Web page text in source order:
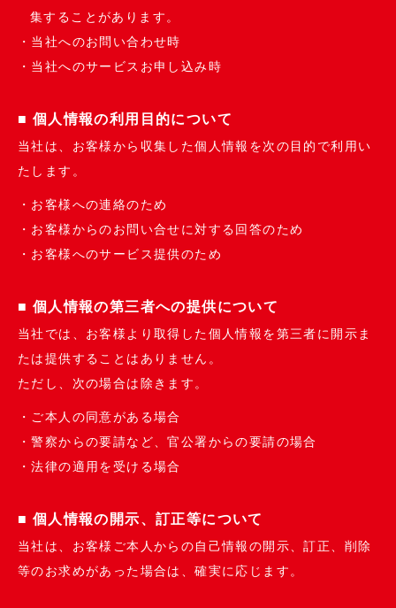
集することがあります。
当社へのお問い合わせ時
当社へのサービスお申し込み時
■ 個人情報の利用目的について
当社は、お客様から収集した個人情報を次の目的で利用い
たします。
お客様への連絡のため
お客様からのお問い合せに対する回答のため
お客様へのサービス提供のため
■ 個人情報の第三者への提供について
当社では、お客様より取得した個人情報を第三者に開示ま
たは提供することはありません。
ただし、次の場合は除きます。
ご本人の同意がある場合
警察からの要請など、官公署からの要請の場合
法律の適用を受ける場合
■ 個人情報の開示、訂正等について
当社は、お客様ご本人からの自己情報の開示、訂正、削除
等のお求めがあった場合は、確実に応じます。